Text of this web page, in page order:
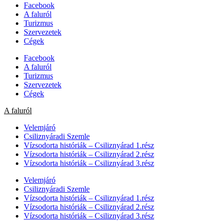
Facebook
A faluról
Turizmus
Szervezetek
Cégek
Facebook
A faluról
Turizmus
Szervezetek
Cégek
A faluról
Velemjáró
Csiliznyáradi Szemle
Vízsodorta históriák – Csiliznyárad 1.rész
Vízsodorta históriák – Csiliznyárad 2.rész
Vízsodorta históriák – Csiliznyárad 3.rész
Velemjáró
Csiliznyáradi Szemle
Vízsodorta históriák – Csiliznyárad 1.rész
Vízsodorta históriák – Csiliznyárad 2.rész
Vízsodorta históriák – Csiliznyárad 3.rész